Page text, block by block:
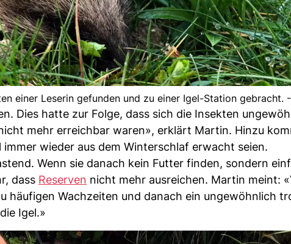
einer Leserin gefunden und zu einer Igel-Station gebracht.
Dies hatte zur Folge, dass sich die Insekten
mehr erreichbar waren», erklärt Martin. Hinzu
wieder aus dem Winterschlaf erwacht seien.
Wenn sie danach kein Futter finden, sondern
dass Reserven nicht mehr ausreichen. Martin meint:
häufigen Wachzeiten und danach ein ungewöhnlich
Igel.»